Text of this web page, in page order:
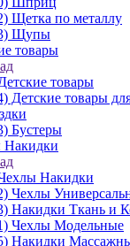
Щетка по металлу
Щупы
товары
товары
Детские товары
Бустеры
Накидки
Накидки
Чехлы
Накидки Ткань и
Чехлы Модельные
Накидки